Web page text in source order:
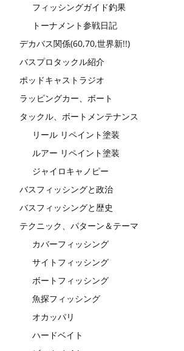
フィッシングガイド釣果
トーナメント参戦日記
デカバス関係(60,70,世界新!!)
バスプロタックル紹介
ポッドキャストラジオ
ラッピングカー、ボート
タックル、ボートメンテナンス
リール リペイント塗装
ルアー リペイント塗装
ジャイロキャノピー
バスフィッシングと政治
バスフィッシングと歴史
テクニック、パターン＆テーマ
カバーフィッシング
サイトフィッシング
ボートフィッシング
魚探フィッシング
オカッパリ
ハードベイト